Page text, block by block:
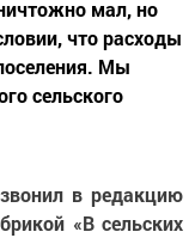
мал, но
что расходы
Мы
сельского
в редакцию
«В сельских